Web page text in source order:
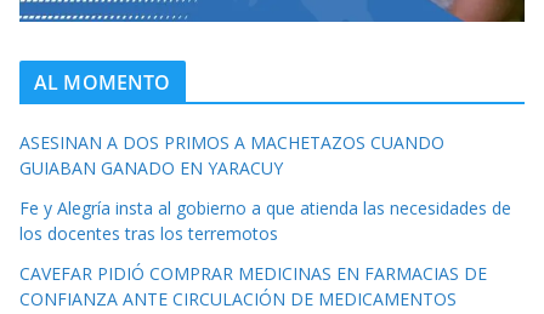
AL MOMENTO
ASESINAN A DOS PRIMOS A MACHETAZOS CUANDO
GUIABAN GANADO EN YARACUY
Fe y Alegría insta al gobierno a que atienda las necesidades de
los docentes tras los terremotos
CAVEFAR PIDIÓ COMPRAR MEDICINAS EN FARMACIAS DE
CONFIANZA ANTE CIRCULACIÓN DE MEDICAMENTOS